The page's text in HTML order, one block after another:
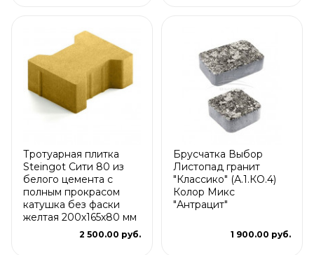
Тротуарная плитка
Steingot Сити 80 из
белого цемента с
полным прокрасом
катушка без фаски
желтая 200х165х80 мм
2 500.00 руб.
Брусчатка Выбор
Листопад гранит
"Классико" (А.1.КО.4)
Колор Микс
"Антрацит"
1 900.00 руб.